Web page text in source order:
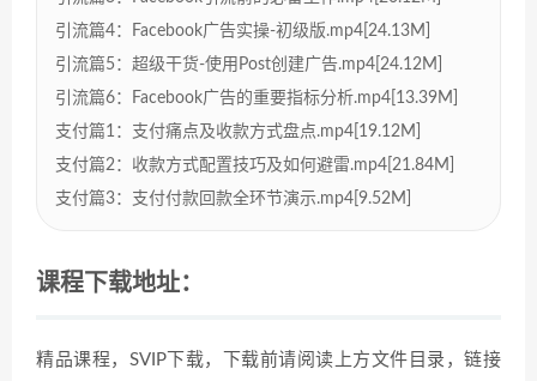
引流篇4：Facebook广告实操-初级版.mp4[24.13M]
引流篇5：超级干货-使用Post创建广告.mp4[24.12M]
引流篇6：Facebook广告的重要指标分析.mp4[13.39M]
支付篇1：支付痛点及收款方式盘点.mp4[19.12M]
支付篇2：收款方式配置技巧及如何避雷.mp4[21.84M]
支付篇3：支付付款回款全环节演示.mp4[9.52M]
课程下载地址：
精品课程，SVIP下载，下载前请阅读上方文件目录，链接